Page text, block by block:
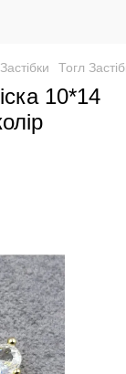
Тогл
10*14